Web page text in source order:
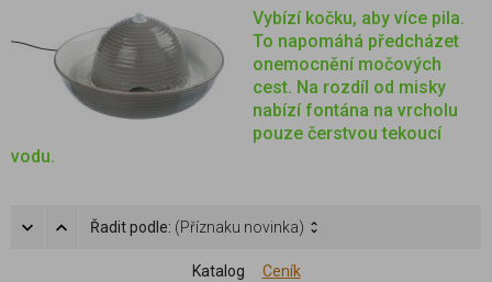
Vybízí kočku, aby více pila.
To napomáhá předcházet
onemocnění močových
cest. Na rozdíl od misky
nabízí fontána na vrcholu
pouze čerstvou tekoucí
vodu.
Řadit podle: (Příznaku novinka)
Katalog Ceník